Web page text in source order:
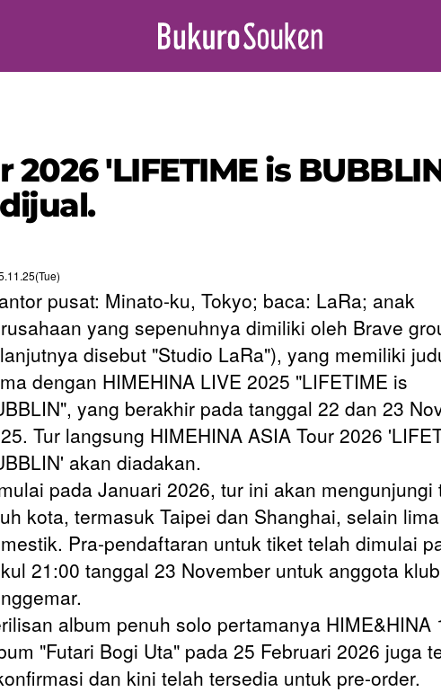
2026 'LIFETIME is
pusat: Minato-ku, Tokyo; baca: LaRa; anak
yang sepenuhnya dimiliki oleh Brave
disebut "Studio LaRa"), yang memiliki
dengan HIMEHINA LIVE 2025 "LIFETIME is
yang berakhir pada tanggal 22 dan 23
Tur langsung HIMEHINA ASIA Tour 2026
akan diadakan.
pada Januari 2026, tur ini akan mengunjungi
kota, termasuk Taipei dan Shanghai, selain
Pra-pendaftaran untuk tiket telah dimulai
21:00 tanggal 23 November untuk anggota klub
album penuh solo pertamanya HIME&HINA
"Futari Bogi Uta" pada 25 Februari 2026 juga
dan kini telah tersedia untuk pre-order.